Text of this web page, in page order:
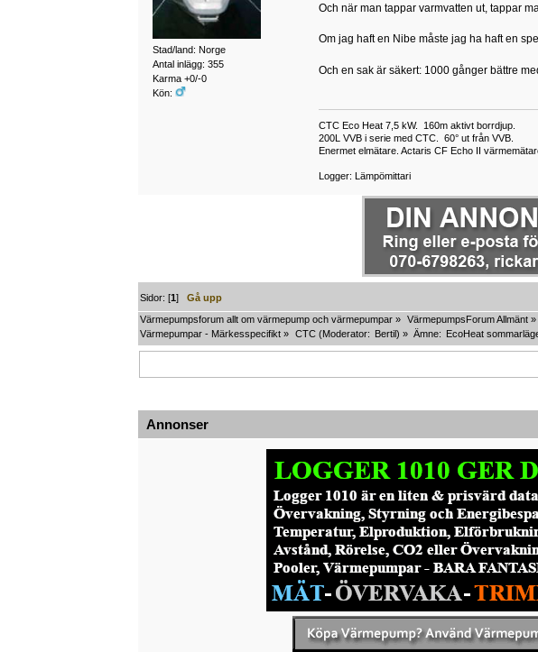
Stad/land: Norge
Antal inlägg: 355
Karma +0/-0
Kön:
Och när man tappar varmvatten ut, tappar
Om jag haft en Nibe måste jag ha haft en
Och en sak är säkert: 1000 gånger bättre
CTC Eco Heat 7,5 kW. 160m aktivt borrdjup.
200L VVB i serie med CTC. 60° ut från VVB.
Enermet elmätare. Actaris CF Echo II
Logger: Lämpömittari
Sidor: [1]Gå upp
Värmepumpsforum allt om värmepump och värmepumpar » VärmepumpsForum Allmänt »
Värmepumpar - Märkesspecifikt » CTC (Moderator: Bertil) » Ämne: EcoHeat
Annonser